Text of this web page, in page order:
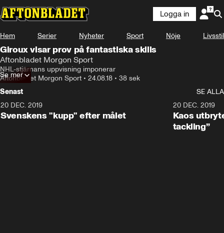
Logga in
Hem Serier Nyheter Sport Nöje Livsstil
Giroux visar prov på fantastiska skills
Aftonbladet Morgon Sport
NHL-stjärnans uppvisning imponerar
Aftonbladet Morgon Sport • 24.08.18 • 38 sek
Se mer
Senast
SE ALLA
20 DEC. 2019
Svenskens "kupp" efter målet
20 DEC. 2019
Kaos
tackling”